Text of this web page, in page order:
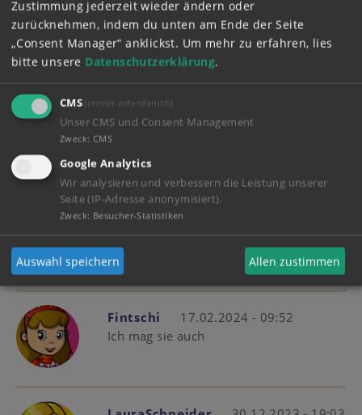
Wer kennt es nicht Das sind Bibi und
Tina auf Amadeus und Sabrina. Sie
jagen den Wind . Sie reiten geschwind,
weil sie Freunde sind, Weil sie Freunde
sind,
Mehr anzeigen
Zitronenfalter 24.02.2024 - 17:03
Mehr anzeigen
Fintschi
17.02.2024 - 09:52
Ich mag sie auch
Zustimmung jederzeit wieder ändern oder
zurücknehmen, indem du unten am Ende der Seite
„Consent Manager“ anklickst. Um mehr zu erfahren, lies
bitte unsere Datenschutzerklärung.
CMS (immer erforderlich)
Unser CMS und Consent Management
Zweck: CMS
Google Analytics
Wir analysieren und verbessern die Leistung unserer
Seite (IP-Adresse anonymisiert).
Zweck: Besucher-Statistiken
Auswahl speichern Allen zustimmen